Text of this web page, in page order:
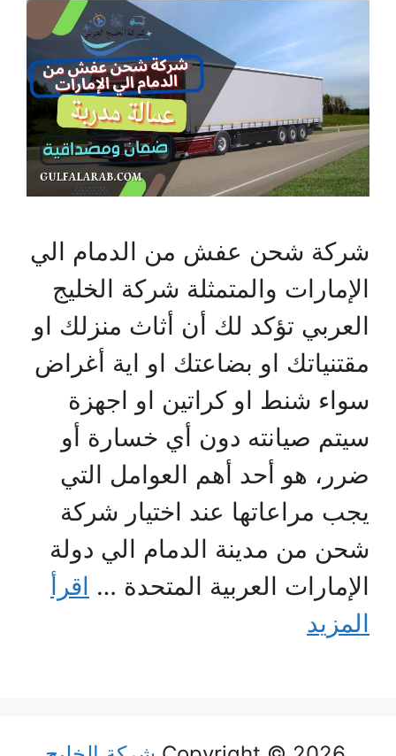
شركة شحن عفش من الدمام الي
الإمارات والمتمثلة شركة الخليج
العربي تؤكد لك أن أثاث منزلك او
مقتنياتك او بضاعتك او اية أغراض
سواء شنط او كراتين او اجهزة
سيتم صيانته دون أي خسارة أو
ضرر، هو أحد أهم العوامل التي
يجب مراعاتها عند اختيار شركة
شحن من مدينة الدمام الي دولة
الإمارات العربية المتحدة … اقرأ
المزيد